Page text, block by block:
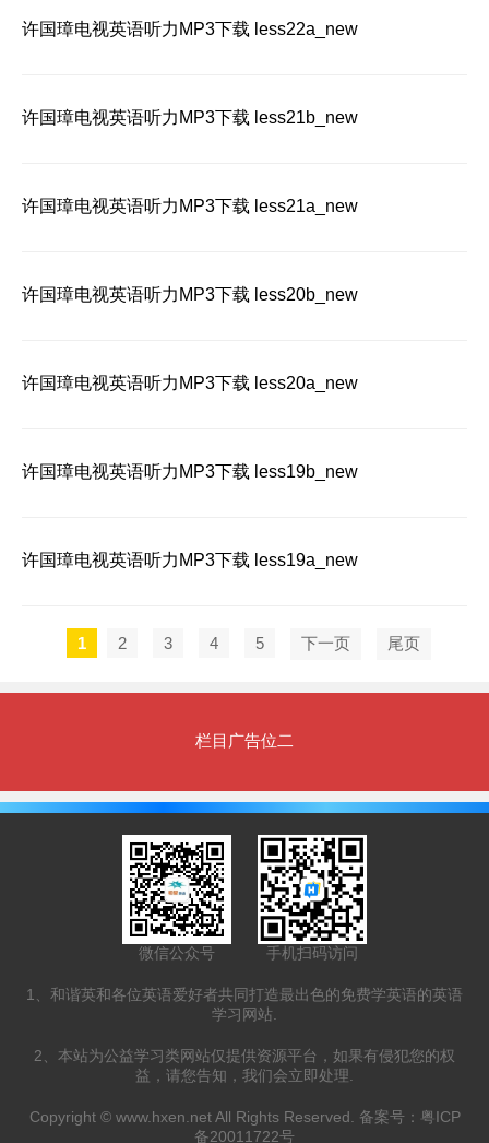
许国璋电视英语听力MP3下载 less22a_new
许国璋电视英语听力MP3下载 less21b_new
许国璋电视英语听力MP3下载 less21a_new
许国璋电视英语听力MP3下载 less20b_new
许国璋电视英语听力MP3下载 less20a_new
许国璋电视英语听力MP3下载 less19b_new
许国璋电视英语听力MP3下载 less19a_new
1 2 3 4 5 下一页 尾页
栏目广告位二
微信公众号 手机扫码访问
1、和谐英和各位英语爱好者共同打造最出色的免费学英语的英语
学习网站.
2、本站为公益学习类网站仅提供资源平台，如果有侵犯您的权
益，请您告知，我们会立即处理.
Copyright © www.hxen.netAll Rights Reserved. 备案号： 粤ICP
备20011722号